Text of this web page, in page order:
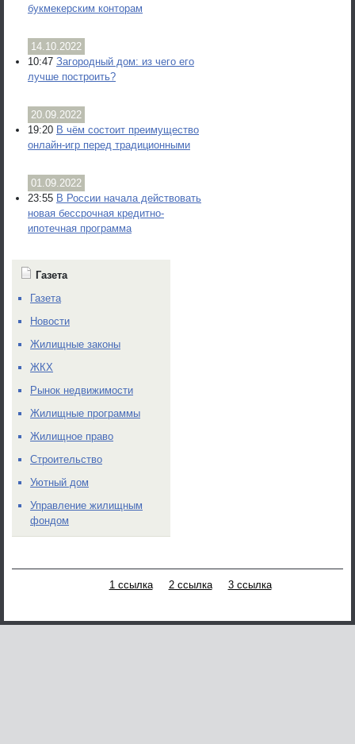
букмекерским конторам
14.10.2022
10:47 Загородный дом: из чего его
лучше построить?
20.09.2022
19:20 В чём состоит преимущество
онлайн-игр перед традиционными
01.09.2022
23:55 В России начала действовать
новая бессрочная кредитно-
ипотечная программа
Газета
Газета
Новости
Жилищные законы
ЖКХ
Рынок недвижимости
Жилищные программы
Жилищное право
Строительство
Уютный дом
Управление жилищным
фондом
1 ссылка 2 ссылка 3 ссылка